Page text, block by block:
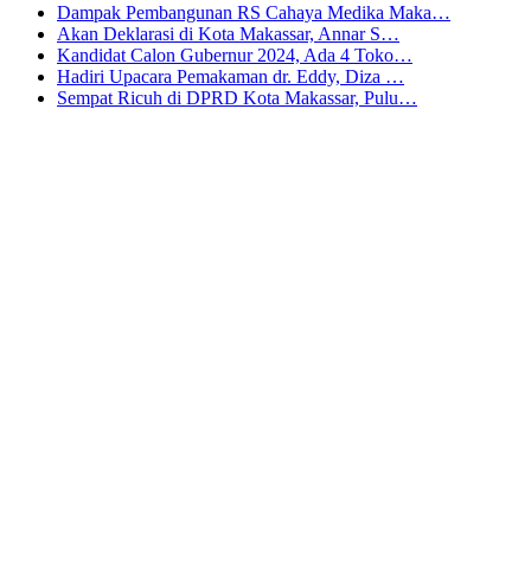
Dampak Pembangunan RS Cahaya Medika Maka…
Akan Deklarasi di Kota Makassar, Annar S…
Kandidat Calon Gubernur 2024, Ada 4 Toko…
Hadiri Upacara Pemakaman dr. Eddy, Diza …
Sempat Ricuh di DPRD Kota Makassar, Pulu…